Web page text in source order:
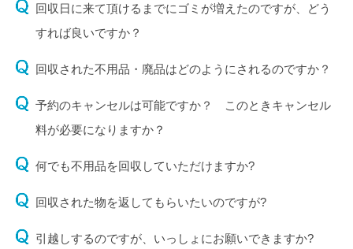
回収日に来て頂けるまでにゴミが増えたのですが、どう
すれば良いですか？
回収された不用品・廃品はどのようにされるのですか？
予約のキャンセルは可能ですか？ このときキャンセル
料が必要になりますか？
何でも不用品を回収していただけますか?
回収された物を返してもらいたいのですが?
引越しするのですが、いっしょにお願いできますか?